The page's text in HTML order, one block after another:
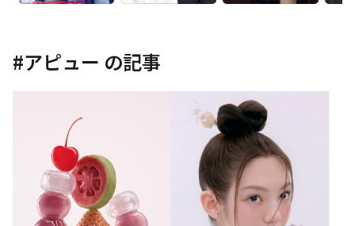
#アピュー の記事